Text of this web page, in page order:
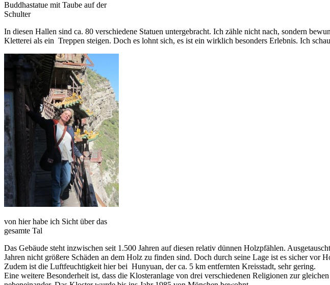
Buddhastatue mit Taube auf der
Schulter
In diesen Hallen sind ca. 80 verschiedene Statuen untergebracht. Ich zähle nicht nach, sondern
Kletterei als ein Treppen steigen. Doch es lohnt sich, es ist ein wirklich besonders Erlebnis. Ich
von hier habe ich Sicht über das
gesamte Tal
Das Gebäude steht inzwischen seit 1.500 Jahren auf diesen relativ dünnen Holzpfählen.
Jahren nicht größere Schäden an dem Holz zu finden sind. Doch durch seine Lage ist es sicher
Zudem ist die Luftfeuchtigkeit hier bei Hunyuan, der ca. 5 km entfernten Kreisstadt, sehr gering.
Eine weitere Besonderheit ist, dass die Klosteranlage von drei verschiedenen Religionen zur